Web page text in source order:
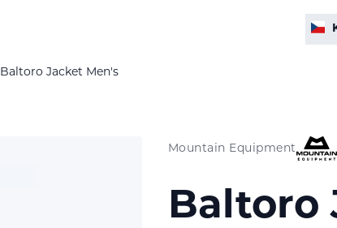
Baltoro Jacket Men's
Mountain Equipment
Baltoro